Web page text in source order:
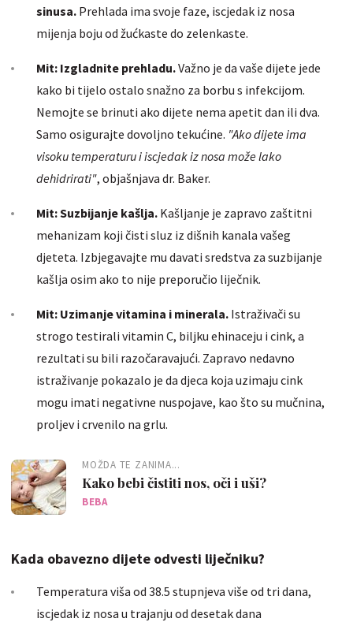
sinusa. Prehlada ima svoje faze, iscjedak iz nosa
mijenja boju od žućkaste do zelenkaste.
Mit: Izgladnite prehladu.Važno je da vaše dijete jede
kako bi tijelo ostalo snažno za borbu s infekcijom.
Nemojte se brinuti ako dijete nema apetit dan ili dva.
Samo osigurajte dovoljno tekućine. "Ako dijete ima
visoku temperaturu i iscjedak iz nosa može lako
dehidrirati", objašnjava dr. Baker.
Mit: Suzbijanje kašlja. Kašljanje je zapravo zaštitni
mehanizam koji čisti sluz iz dišnih kanala vašeg
djeteta. Izbjegavajte mu davati sredstva za suzbijanje
kašlja osim ako to nije preporučio liječnik.
Mit: Uzimanje vitamina i minerala. Istraživači su
strogo testirali vitamin C, biljku ehinaceju i cink, a
rezultati su bili razočaravajući. Zapravo nedavno
istraživanje pokazalo je da djeca koja uzimaju cink
mogu imati negativne nuspojave, kao što su mučnina,
proljev i crvenilo na grlu.
MOŽDA TE ZANIMA...
Kako bebi čistiti nos, oči i uši?
BEBA
Kada obavezno dijete odvesti liječniku?
Temperatura viša od 38.5 stupnjeva više od tri dana,
iscjedak iz nosa u trajanju od desetak dana